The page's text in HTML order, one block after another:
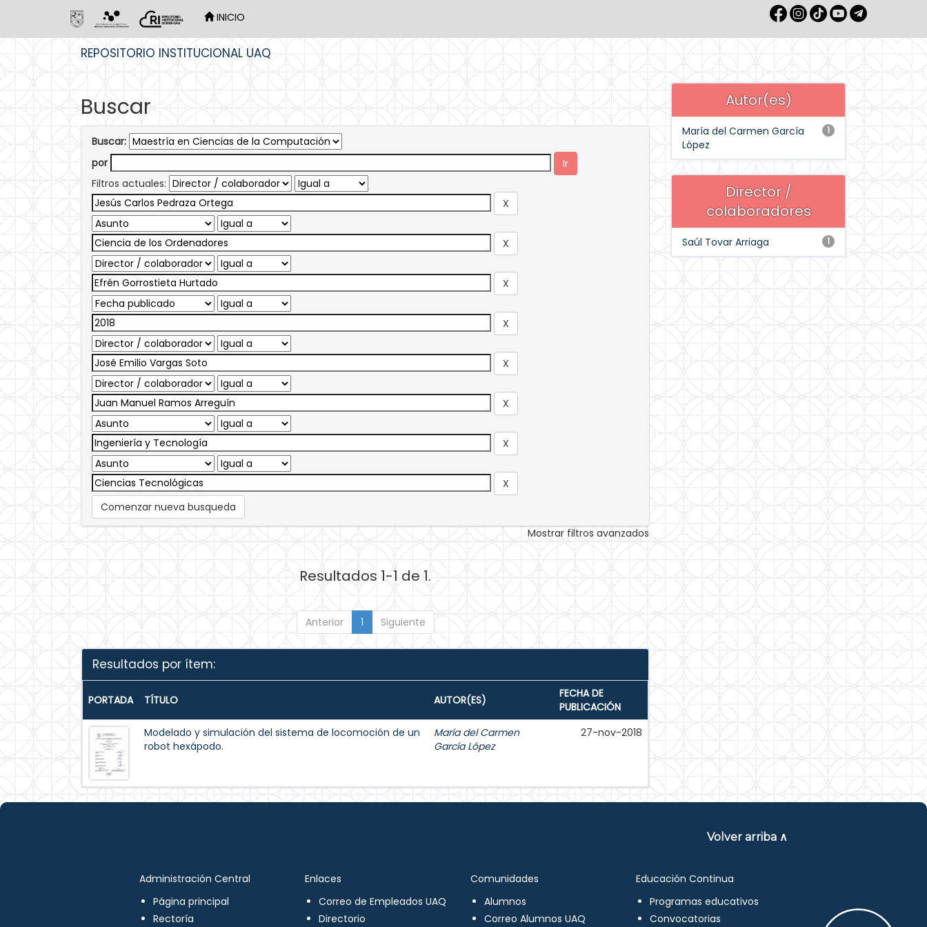
INICIO
REPOSITORIO INSTITUCIONAL UAQ
Buscar
Buscar:
por
Filtros actuales:
Comenzar nueva busqueda
Mostrar filtros avanzados
Resultados 1-1 de 1.
Anterior 1 Siguiente
Resultados por ítem:
PORTADA TÍTULO AUTOR(ES)
FECHA DE
PUBLICACIÓN
Modelado y simulación del sistema de locomoción de un
robot hexápodo.
María del Carmen
García López
27-nov-2018
Autor(es)
1
María del Carmen García
López
Director /
colaboradores
1
Saúl Tovar Arriaga
Volver arriba ∧
Administración Central
Página principal
Rectoría
Enlaces
Correo de Empleados UAQ
Directorio
Comunidades
Alumnos
Correo Alumnos UAQ
Educación Continua
Programas educativos
Convocatorias